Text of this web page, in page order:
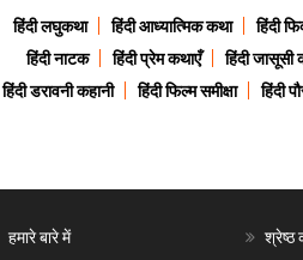
हिंदी लघुकथा हिंदी आध्यात्मिक कथा हिंदी
हिंदी नाटक
हिंदी प्रेम कथाएँ हिंदी जासूसी
हिंदी डरावनी कहानी
हिंदी फिल्म समीक्षा हिंदी
हमारे बारे में
श्रेष्ठ